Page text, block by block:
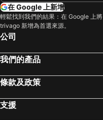
在 Google 上新增
輕鬆找到我們的結果：在 Google 上將
trivago 新增為首選來源。
公司
我們的產品
條款及政策
支援